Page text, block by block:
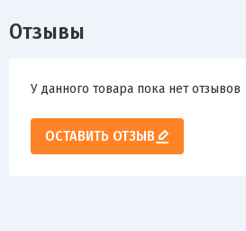
Отзывы
У данного товара пока нет отзывов
ОСТАВИТЬ ОТЗЫВ